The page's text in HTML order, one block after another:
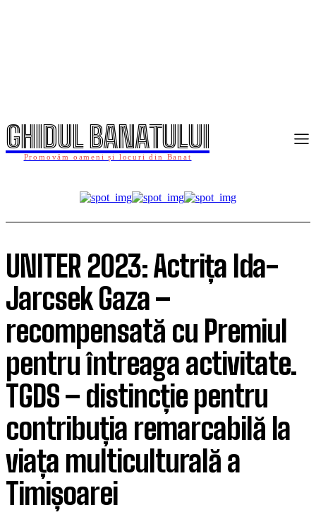
GHIDUL BANATULUI
Promovăm oameni și locuri din Banat
UNITER 2023: Actrița Ida-
Jarcsek Gaza –
recompensată cu Premiul
pentru întreaga activitate.
TGDS – distincție pentru
contribuția remarcabilă la
viața multiculturală a
Timișoarei